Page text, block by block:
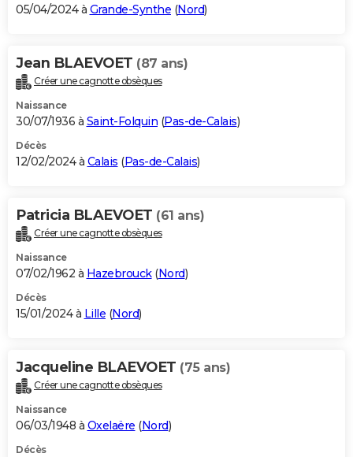
05/04/2024 à Grande-Synthe (Nord)
Jean BLAEVOET (87 ans)
Créer une cagnotte obsèques
Naissance
30/07/1936 à Saint-Folquin (Pas-de-Calais)
Décès
12/02/2024 à Calais (Pas-de-Calais)
Patricia BLAEVOET (61 ans)
Créer une cagnotte obsèques
Naissance
07/02/1962 à Hazebrouck(Nord)
Décès
15/01/2024 à Lille (Nord)
Jacqueline BLAEVOET (75 ans)
Créer une cagnotte obsèques
Naissance
06/03/1948 à Oxelaëre (Nord)
Décès